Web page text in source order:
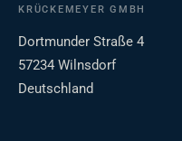
KRÜCKEMEYER GMBH
Dortmunder Straße 4
57234 Wilnsdorf
Deutschland